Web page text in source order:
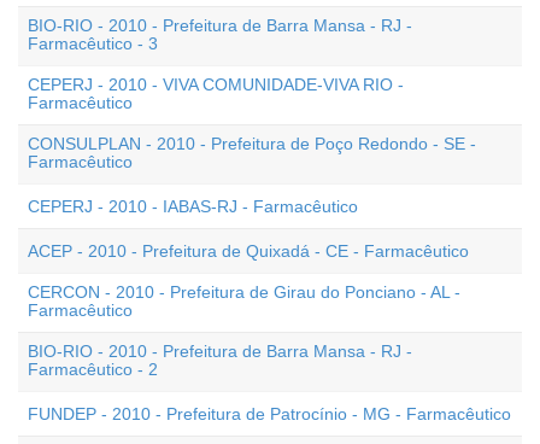
BIO-RIO - 2010 - Prefeitura de Barra Mansa - RJ -
Farmacêutico - 3
CEPERJ - 2010 - VIVA COMUNIDADE-VIVA RIO -
Farmacêutico
CONSULPLAN - 2010 - Prefeitura de Poço Redondo - SE -
Farmacêutico
CEPERJ - 2010 - IABAS-RJ - Farmacêutico
ACEP - 2010 - Prefeitura de Quixadá - CE - Farmacêutico
CERCON - 2010 - Prefeitura de Girau do Ponciano - AL -
Farmacêutico
BIO-RIO - 2010 - Prefeitura de Barra Mansa - RJ -
Farmacêutico - 2
FUNDEP - 2010 - Prefeitura de Patrocínio - MG - Farmacêutico